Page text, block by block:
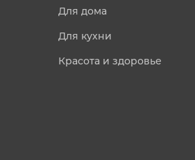
Для дома
Для кухни
Красота и здоровье